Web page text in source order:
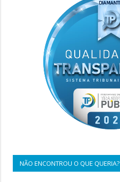
NÃO ENCONTROU O QUE QUERIA?